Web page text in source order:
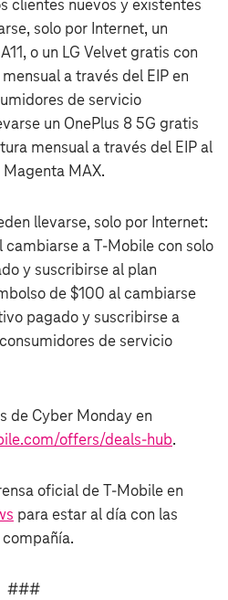
clientes nuevos y existentes
solo por Internet, un
o un LG Velvet gratis con
a través del EIP en
de servicio
un OnePlus 8 5G gratis
mensual a través del EIP al
MAX.
llevarse, solo por Internet:
a T‑Mobile con solo
y suscribirse al plan
de $100 al cambiarse
pagado y suscribirse a
de servicio
de Cyber Monday en
offers/deals-hub.
oficial de T‑Mobile en
para estar al día con las
###